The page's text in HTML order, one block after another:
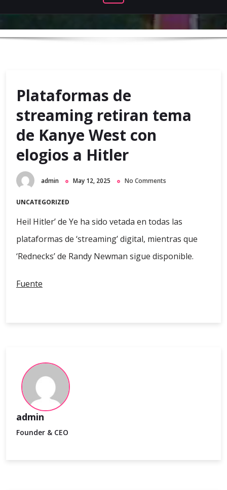
Plataformas de
streaming retiran tema
de Kanye West con
elogios a Hitler
admin May 12, 2025 No Comments
UNCATEGORIZED
Heil Hitler’ de Ye ha sido vetada en todas las
plataformas de ‘streaming’ digital, mientras que
‘Rednecks’ de Randy Newman sigue disponible.
Fuente
admin
Founder & CEO